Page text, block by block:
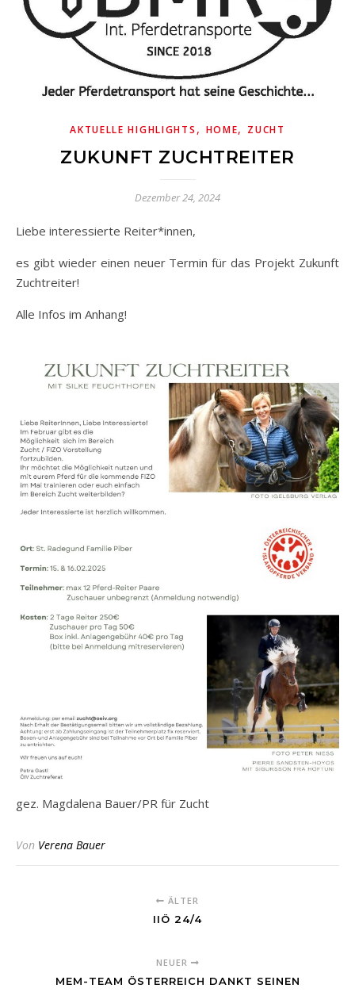
AKTUELLE HIGHLIGHTS , HOME, ZUCHT
ZUKUNFT ZUCHTREITER
Dezember 24, 2024
Liebe interessierte Reiter*innen,
es gibt wieder einen neuer Termin für das Projekt Zukunft
Zuchtreiter!
Alle Infos im Anhang!
gez. Magdalena Bauer/PR für Zucht
Von Verena Bauer
ÄLTER
IIÖ 24/4
NEUER
MEM-TEAM ÖSTERREICH DANKT SEINEN